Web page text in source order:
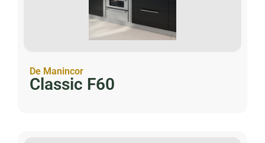
De Manincor
Classic F60